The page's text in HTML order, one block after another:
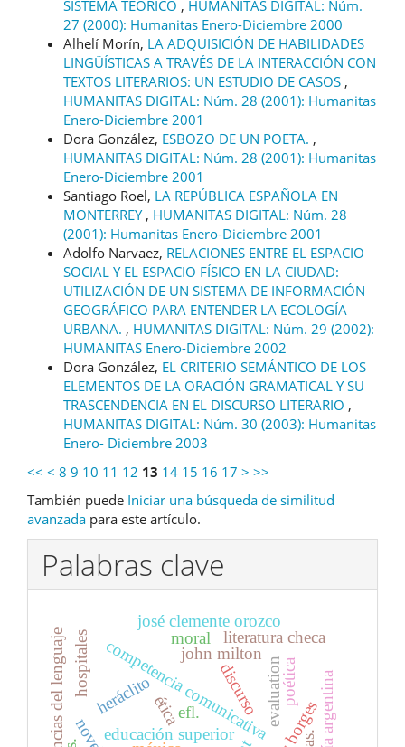
SISTEMA TEÓRICO , HUMANITAS DIGITAL: Núm.
27 (2000): Humanitas Enero-Diciembre 2000
Alhelí Morín, LA ADQUISICIÓN DE HABILIDADES
LINGÜÍSTICAS A TRAVÉS DE LA INTERACCIÓN CON
TEXTOS LITERARIOS: UN ESTUDIO DE CASOS ,
HUMANITAS DIGITAL: Núm. 28 (2001): Humanitas
Enero-Diciembre 2001
Dora González, ESBOZO DE UN POETA. ,
HUMANITAS DIGITAL: Núm. 28 (2001): Humanitas
Enero-Diciembre 2001
Santiago Roel, LA REPÚBLICA ESPAÑOLA EN
MONTERREY , HUMANITAS DIGITAL: Núm. 28
(2001): Humanitas Enero-Diciembre 2001
Adolfo Narvaez, RELACIONES ENTRE EL ESPACIO
SOCIAL Y EL ESPACIO FÍSICO EN LA CIUDAD:
UTILIZACIÓN DE UN SISTEMA DE INFORMACIÓN
GEOGRÁFICO PARA ENTENDER LA ECOLOGÍA
URBANA. , HUMANITAS DIGITAL: Núm. 29 (2002):
HUMANITAS Enero-Diciembre 2002
Dora González, EL CRITERIO SEMÁNTICO DE LOS
ELEMENTOS DE LA ORACIÓN GRAMATICAL Y SU
TRASCENDENCIA EN EL DISCURSO LITERARIO ,
HUMANITAS DIGITAL: Núm. 30 (2003): Humanitas
Enero- Diciembre 2003
<< < 8 9 10 11 12 13 14 15 16 17 > >>
También puede Iniciar una búsqueda de similitud
avanzada para este artículo.
Palabras clave
discurso
competencia comunicativa
educación superior
heráclito
john milton
ética
moral literatura checa
evaluation
efl.
ciencias del lenguaje
josé clemente orozco
hospitales poética